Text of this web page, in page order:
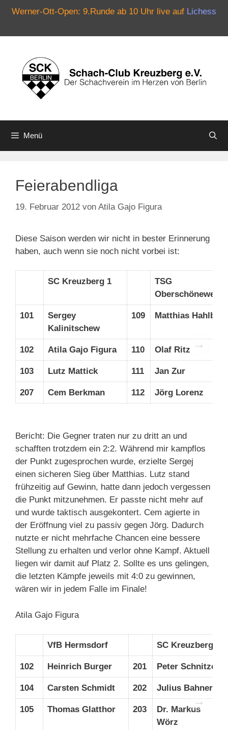
Werner-Ott-Open: 9.Runde ab 10 Uhr live auf Lichess
springen
Menü
Feierabendliga
19. Februar 2012 von Atila Gajo Figura
Diese Saison werden wir nicht in bester Erinnerung
haben, auch wenn sie noch nicht vorbei ist:
SC Kreuzberg 1
TSG
Oberschöneweide
101
Sergey
Kalinitschew
109 Matthias
102 Atila Gajo Figura 110 Olaf Ritz
103 Lutz Mattick 111 Jan Zur
207 Cem Berkman 112 Jörg Lorenz
→
Bericht: Die Gegner traten nur zu dritt an und
schafften trotzdem ein 2:2. Während mir kampflos
der Punkt zugesprochen wurde, erzielte Sergej
einen sicheren Sieg über Matthias. Lutz stand
frühzeitig auf Gewinn, hatte dann jedoch vergessen
die Punkt mitzunehmen. Er passte nicht mehr auf
und wurde taktisch ausgekontert. Cem agierte in
der Eröffnung viel zu passiv gegen Jörg. Dadurch
nutzte er nicht mehrfache Chancen eine bessere
Stellung zu erhalten und verlor ohne Kampf. Aktuell
liegen wir damit auf Platz 2. Sollte es uns gelingen,
die letzten Kämpfe jeweils mit 4:0 zu gewinnen,
wären wir in jedem Falle im Finale!
Atila Gajo Figura
VfB Hermsdorf SC Kreuzberg 2
102 Heinrich Burger 201 Peter Schnitzer
104 Carsten Schmidt 202 Julius Bahner
105 Thomas Glatthor 203
Dr. Markus
Wörz
→